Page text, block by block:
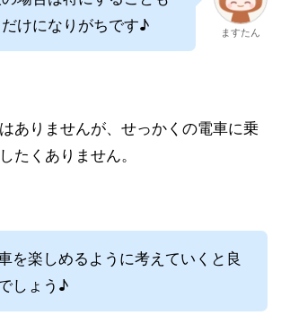
けになりがちです♪
ますたん
ありませんが、せっかくの電車に乗
たくありません。
を楽しめるように考えていくと良
しょう♪